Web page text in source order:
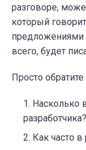
разговоре,
который
предложениями
всего, будет
Просто
Насколько
разработчика?
Как часто в